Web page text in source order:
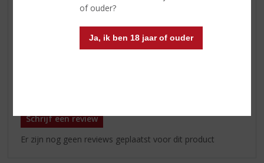
of ouder?
Ja, ik ben 18 jaar of ouder
kazen
bij voorkeur binnen 2 jaar na de
oogst drinken, op 10-12 °C
Schrijf een review
Er zijn nog geen reviews geplaatst voor dit product